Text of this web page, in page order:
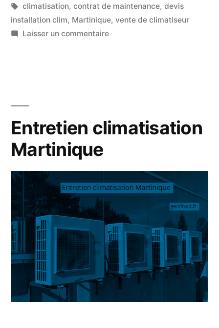
par
dans
Étiquettes :
climatisation, contrat de maintenance, devis
installation clim, Martinique, vente de climatiseur
Laisser un commentairesur
Entretien climatisation
Martinique